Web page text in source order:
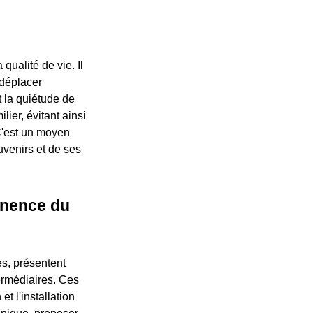
de vie. Il
la quiétude de
évitant ainsi
un moyen
et de ses
du
présentent
Ces
et l'installation